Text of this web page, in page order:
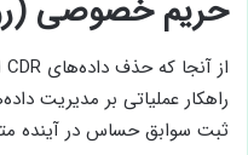
حریم خصوصی
راهکار عملیاتی بر مدیریت
ثبت سوابق حساس در آینده